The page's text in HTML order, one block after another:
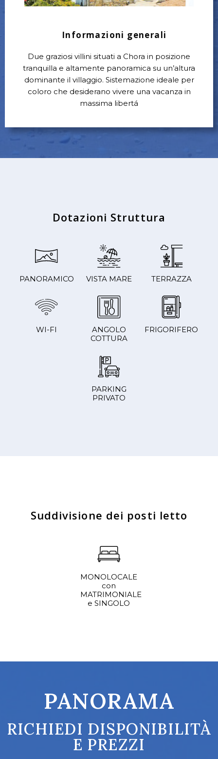
Informazioni generali
Due graziosi villini situati a Chora in posizione
tranquilla e altamente panoramica su un’altura
dominante il villaggio. Sistemazione ideale per
coloro che desiderano vivere una vacanza in
massima libertá
Dotazioni Struttura
PANORAMICO VISTA MARE TERRAZZA
WI-FI
ANGOLO
COTTURA
FRIGORIFERO
PARKING
PRIVATO
Suddivisione dei posti letto
MONOLOCALE
con
MATRIMONIALE
e SINGOLO
PANORAMA
RICHIEDI DISPONIBILITÀ
E PREZZI